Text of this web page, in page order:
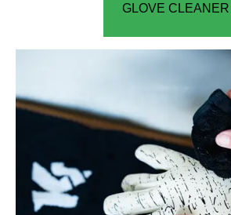
GLOVE CLEANER